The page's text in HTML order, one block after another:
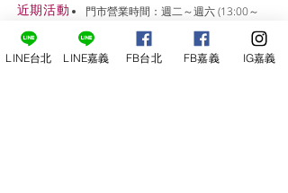
近期活動
場地租借
​酒窖出租
門市營業時間：週二～週六 (13:00～
22:00 )
小酒館供餐時段：13:00～21:00
公休日：週日、週一
LINE台北 LINE嘉義 FB台北 FB嘉義 IG嘉義